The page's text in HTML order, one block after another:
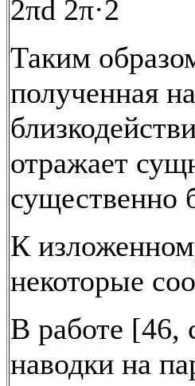
2πd 2π·2
Таким
полученная
отражает
существенно
К
некоторые
В работе [46,
наводки на